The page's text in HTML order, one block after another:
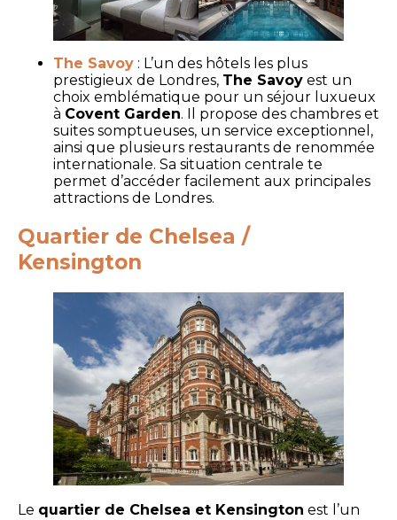
The Savoy : L’un des hôtels les plus
prestigieux de Londres, The Savoy est un
choix emblématique pour un séjour luxueux
à Covent Garden. Il propose des chambres et
suites somptueuses, un service exceptionnel,
ainsi que plusieurs restaurants de renommée
internationale. Sa situation centrale te
permet d’accéder facilement aux principales
attractions de Londres.
Quartier de Chelsea /
Kensington
Le quartier de Chelsea et Kensington est l’un